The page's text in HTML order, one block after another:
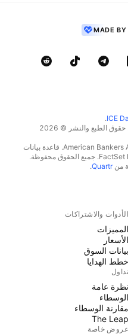
MADE BY
ICE
.
حدد البيانات المرجعية المقدمة من FactSet. حقوق الطبع والنشر © 2026
حقوق الطبع والنشر © 2026، American Bankers Association. قاعدة بيانات
Quartr
.
الأدوات والاشتراكات
المميزات
الأسعار
بيانات السوق
خطط الهدايا
تداول
نظرة عامة
الوسطاء
مقارنة الوسطاء
The Leap
عروض خاصة